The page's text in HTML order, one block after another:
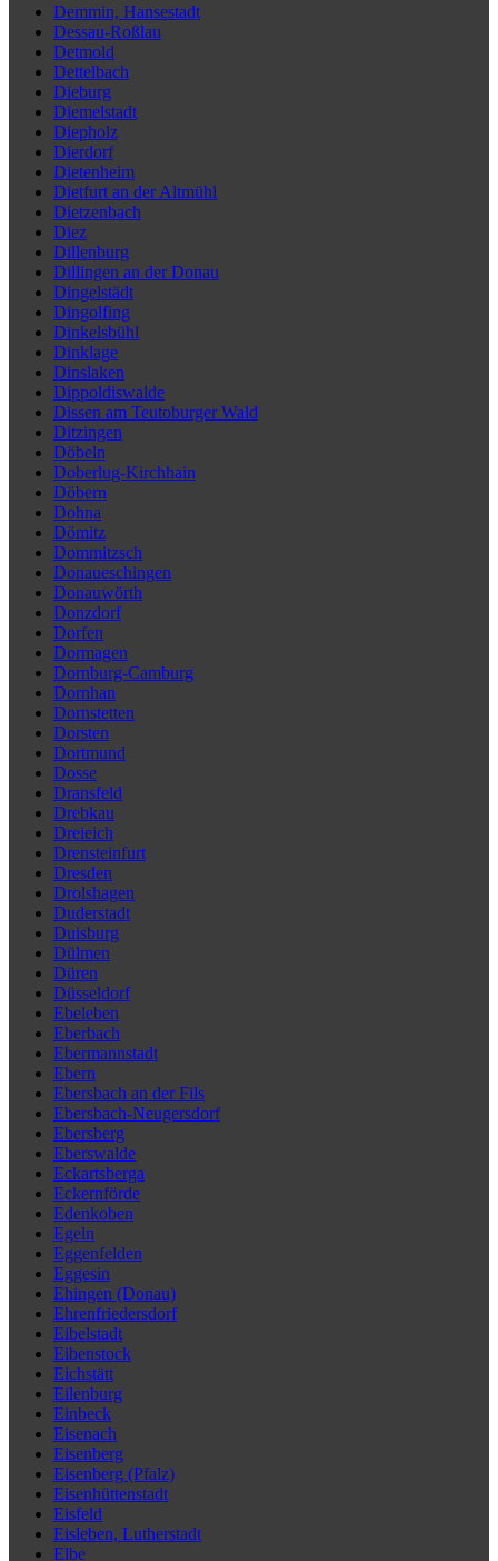
Demmin, Hansestadt
Dessau-Roßlau
Detmold
Dettelbach
Dieburg
Diemelstadt
Diepholz
Dierdorf
Dietenheim
Dietfurt an der Altmühl
Dietzenbach
Diez
Dillenburg
Dillingen an der Donau
Dingelstädt
Dingolfing
Dinkelsbühl
Dinklage
Dinslaken
Dippoldiswalde
Dissen am Teutoburger Wald
Ditzingen
Döbeln
Doberlug-Kirchhain
Döbern
Dohna
Dömitz
Dommitzsch
Donaueschingen
Donauwörth
Donzdorf
Dorfen
Dormagen
Dornburg-Camburg
Dornhan
Dornstetten
Dorsten
Dortmund
Dosse
Dransfeld
Drebkau
Dreieich
Drensteinfurt
Dresden
Drolshagen
Duderstadt
Duisburg
Dülmen
Düren
Düsseldorf
Ebeleben
Eberbach
Ebermannstadt
Ebern
Ebersbach an der Fils
Ebersbach-Neugersdorf
Ebersberg
Eberswalde
Eckartsberga
Eckernförde
Edenkoben
Egeln
Eggenfelden
Eggesin
Ehingen (Donau)
Ehrenfriedersdorf
Eibelstadt
Eibenstock
Eichstätt
Eilenburg
Einbeck
Eisenach
Eisenberg
Eisenberg (Pfalz)
Eisenhüttenstadt
Eisfeld
Eisleben, Lutherstadt
Elbe